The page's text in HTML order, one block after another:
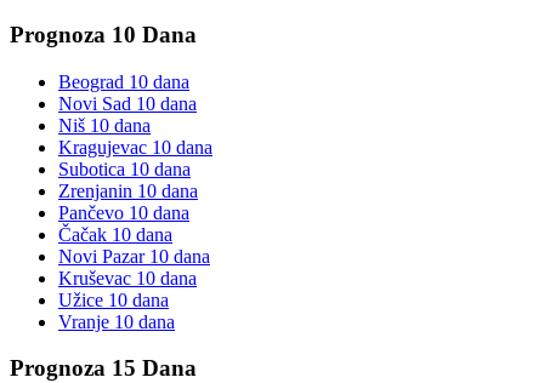
Prognoza 10 Dana
Beograd 10 dana
Novi Sad 10 dana
Niš 10 dana
Kragujevac 10 dana
Subotica 10 dana
Zrenjanin 10 dana
Pančevo 10 dana
Čačak 10 dana
Novi Pazar10 dana
Kruševac 10 dana
Užice 10 dana
Vranje 10 dana
Prognoza 15 Dana